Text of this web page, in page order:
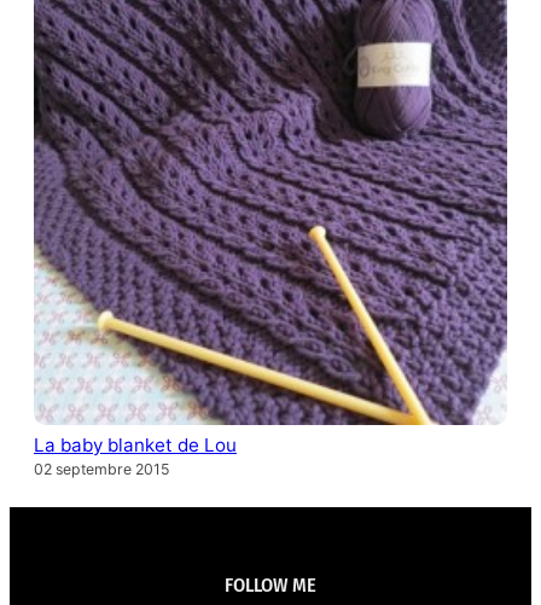
La baby blanket de Lou
02 septembre 2015
FOLLOW ME